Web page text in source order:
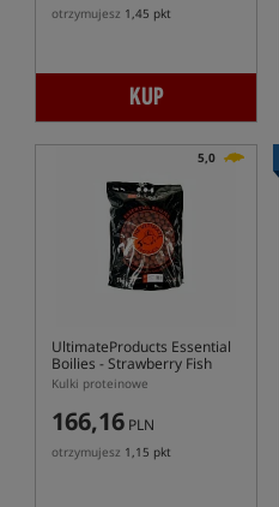
otrzymujesz 1,45 pkt
KUP
5,0
UltimateProducts Essential
Boilies - Strawberry Fish
Kulki proteinowe
166,16 PLN
otrzymujesz 1,15 pkt